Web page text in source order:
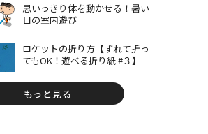
思いっきり体を動かせる！暑い
日の室内遊び
ロケットの折り方【ずれて折っ
てもOK！遊べる折り紙 #３】
もっと見る